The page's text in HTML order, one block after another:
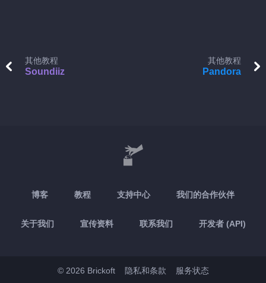
其他教程
Soundiiz
其他教程
Pandora
博客 教程 支持中心 我们的合作伙伴
关于我们 宣传资料 联系我们 开发者 (API)
© 2026 Brickoft 隐私和条款 服务状态